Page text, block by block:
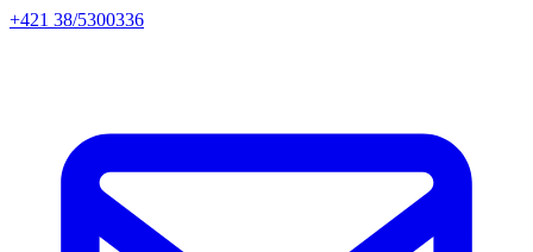
+421 38/5300336